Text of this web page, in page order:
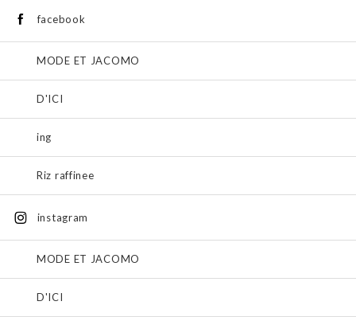
facebook
MODE ET JACOMO
D'ICI
ing
Riz raffinee
instagram
MODE ET JACOMO
D'ICI